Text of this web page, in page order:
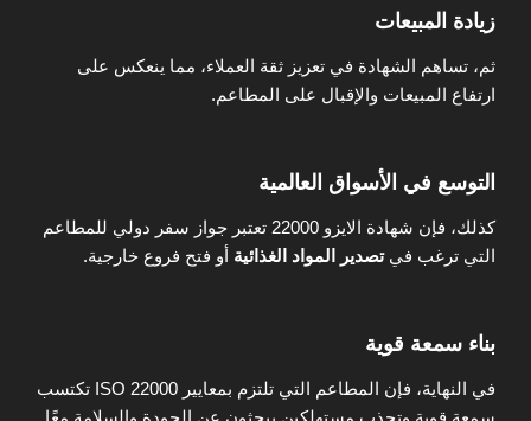
زيادة المبيعات
ثم، تساهم الشهادة في تعزيز ثقة العملاء، مما ينعكس على
ارتفاع المبيعات والإقبال على المطاعم.
التوسع في الأسواق العالمية
كذلك، فإن شهادة الايزو 22000 تعتبر جواز سفر دولي للمطاعم
التي ترغب فيتصدير المواد الغذائية أو فتح فروع خارجية.
بناء سمعة قوية
في النهاية، فإن المطاعم التي تلتزم بمعايير ISO 22000 تكتسب